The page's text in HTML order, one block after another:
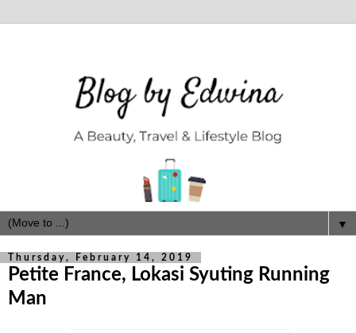
▼
Thursday, February 14, 2019
Petite France, Lokasi Syuting Running
Man